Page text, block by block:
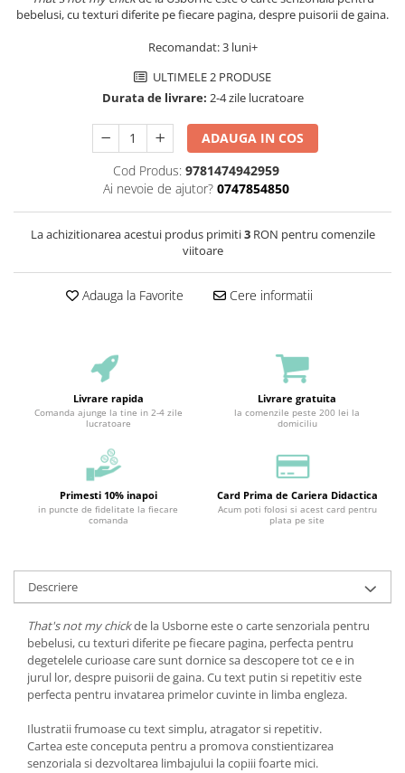
bebelusi, cu texturi diferite pe fiecare pagina, despre puisorii de gaina.
Recomandat: 3 luni+
ULTIMELE 2 PRODUSE
Durata de livrare: 2-4 zile lucratoare
ADAUGA IN COS
Cod Produs: 9781474942959
Ai nevoie de ajutor? 0747854850
La achizitionarea acestui produs primiti3RON pentru comenzile
viitoare
Adauga la Favorite Cere informatii
Livrare rapida
Comanda ajunge la tine in 2-4 zile
lucratoare
Livrare gratuita
la comenzile peste 200 lei la
domiciliu
Primesti 10% inapoi
in puncte de fidelitate la fiecare
comanda
Card Prima de Cariera Didactica
Acum poti folosi si acest card pentru
plata pe site
Descriere
That's not my chickde la Usborne este o carte senzoriala pentru
bebelusi, cu texturi diferite pe fiecare pagina, perfecta pentru
degetelele curioase care sunt dornice sa descopere tot ce e in
jurul lor, despre puisorii de gaina. Cu text putin si repetitiv este
perfecta pentru invatarea primelor cuvinte in limba engleza.
Ilustratii frumoase cu text simplu, atragator si repetitiv.
Cartea este conceputa pentru a promova constientizarea
senzoriala si dezvoltarea limbajului la copiii foarte mici.